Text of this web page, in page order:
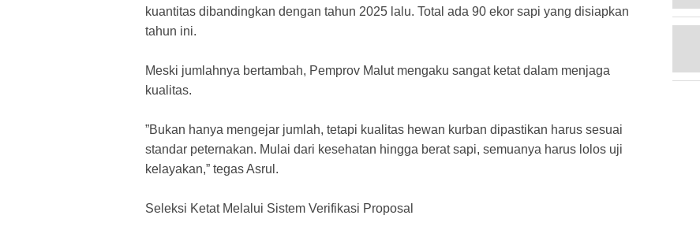
kuantitas dibandingkan dengan tahun 2025 lalu. Total ada 90 ekor sapi yang disiapkan
tahun ini.
​Meski jumlahnya bertambah, Pemprov Malut mengaku sangat ketat dalam menjaga
kualitas.
​”Bukan hanya mengejar jumlah, tetapi kualitas hewan kurban dipastikan harus sesuai
standar peternakan. Mulai dari kesehatan hingga berat sapi, semuanya harus lolos uji
kelayakan,” tegas Asrul.
​Seleksi Ketat Melalui Sistem Verifikasi Proposal